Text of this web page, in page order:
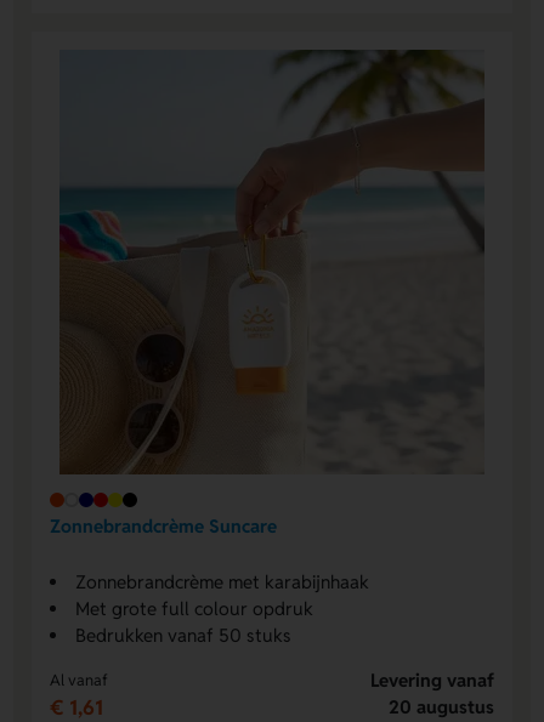
Zonnebrandcrème Suncare
Zonnebrandcrème met karabijnhaak
Met grote full colour opdruk
Bedrukken vanaf 50 stuks
Al vanaf
€ 1,61
Levering vanaf
20 augustus